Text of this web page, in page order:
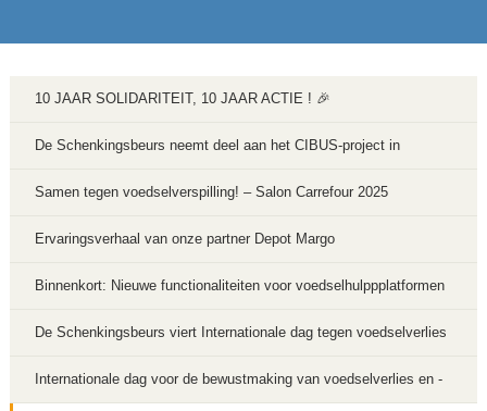
10 JAAR SOLIDARITEIT, 10 JAAR ACTIE ! 🎉
De Schenkingsbeurs neemt deel aan het CIBUS-project in
samenwerking met de Stad Luik
Samen tegen voedselverspilling! – Salon Carrefour 2025
Ervaringsverhaal van onze partner Depot Margo
Binnenkort: Nieuwe functionaliteiten voor voedselhulppplatformen
De Schenkingsbeurs viert Internationale dag tegen voedselverlies
en –verspilling 2023
Internationale dag voor de bewustmaking van voedselverlies en -